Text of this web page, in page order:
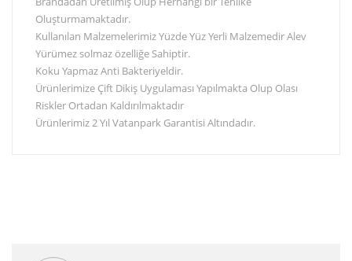
Oluşturmamaktadır.
Kullanılan Malzemelerimiz Yüzde Yüz Yerli Malzemedir Alev
Yürümez solmaz özelliğe Sahiptir.
Koku Yapmaz Anti Bakteriyeldir.
Ürünlerimize Çift Dikiş Uygulaması Yapılmakta Olup Olası
Riskler Ortadan Kaldırılmaktadır
Ürünlerimiz 2 Yıl Vatanpark Garantisi Altındadır.